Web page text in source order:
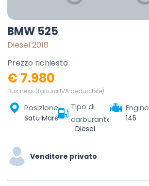
BMW 525
Diesel 2010
Prezzo richiesto
€ 7.980
Business (fattura IVA deducibile)
Posizione
Satu Mare, România
Tipo di
carburante
Diesel
Engine
145
Venditore privato